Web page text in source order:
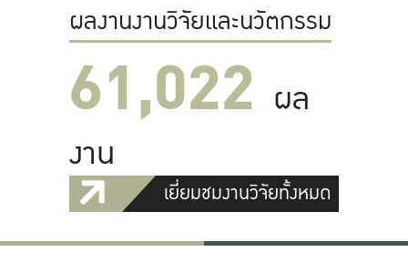
ผลงานงานวิจัยและนวัตกรรม
61,022 ผล
งาน
เยี่ยมชมงานวิจัยทั้งหมด